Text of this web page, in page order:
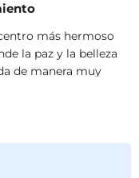
más hermoso
la paz y la belleza
de manera muy
ciudad y
la comodidad de
en nuestra villa.
para